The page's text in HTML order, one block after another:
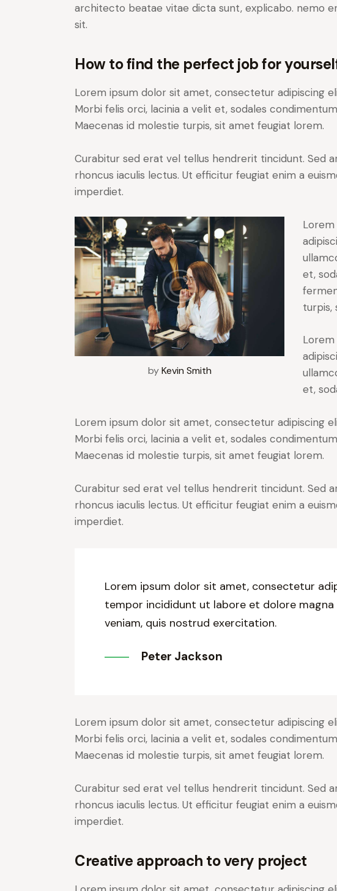
architecto beatae vitae dicta sunt, explicabo. nemo
sit.
How to find the perfect job for
Lorem ipsum dolor sit amet, consectetur adipiscing
Morbi felis orci, lacinia a velit et, sodales
Maecenas id molestie turpis, sit amet feugiat lorem.
Curabitur sed erat vel tellus hendrerit tincidunt. Sed
rhoncus iaculis lectus. Ut efficitur feugiat enim a
imperdiet.
byKevin Smith
et,
turpis,
et,
Lorem ipsum dolor sit amet, consectetur adipiscing
Morbi felis orci, lacinia a velit et, sodales
Maecenas id molestie turpis, sit amet feugiat lorem.
Curabitur sed erat vel tellus hendrerit tincidunt. Sed
rhoncus iaculis lectus. Ut efficitur feugiat enim a
imperdiet.
Lorem ipsum dolor sit amet, consectetur
tempor incididunt ut labore et dolore magna
veniam, quis nostrud exercitation.
Peter Jackson
Lorem ipsum dolor sit amet, consectetur adipiscing
Morbi felis orci, lacinia a velit et, sodales
Maecenas id molestie turpis, sit amet feugiat lorem.
Curabitur sed erat vel tellus hendrerit tincidunt. Sed
rhoncus iaculis lectus. Ut efficitur feugiat enim a
imperdiet.
Creative approach to very project